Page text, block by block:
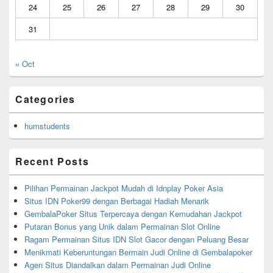
24
25 26 27 28 29
30
31
« Oct
Categories
humstudents
Recent Posts
Pilihan Permainan Jackpot Mudah di Idnplay Poker Asia
Situs IDN Poker99 dengan Berbagai Hadiah Menarik
GembalaPoker Situs Terpercaya dengan Kemudahan Jackpot
Putaran Bonus yang Unik dalam Permainan Slot Online
Ragam Permainan Situs IDN Slot Gacor dengan Peluang Besar
Menikmati Keberuntungan Bermain Judi Online di Gembalapoker
Agen Situs Diandalkan dalam Permainan Judi Online